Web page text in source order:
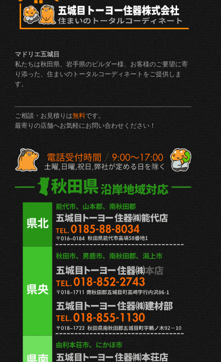
マドリエ五城目
私たちは秋田県、岩手県のビルダー様、お客様のご要望に寄
り添った、住まいのトータルコーディネートをご提供しま
す。
ご相談・お見積りは無料です。
最寄りの店舗へお気軽にお問い合わせください！